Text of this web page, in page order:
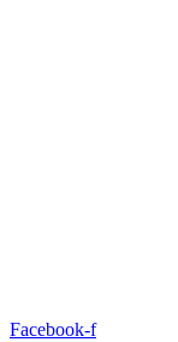
Facebook-f